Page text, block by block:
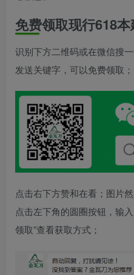
免费领取现行618
识别下方二维码或在微信搜
发送关键字，可以免费领取；
点击右下方赞和在看；图片​
点击左下角的圆圈按钮，输
领取”查看获取方式；